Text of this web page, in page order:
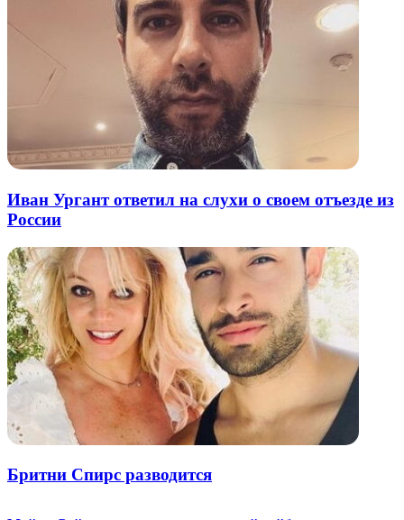
Иван Ургант ответил на слухи о своем отъезде из
России
Бритни Спирс разводится